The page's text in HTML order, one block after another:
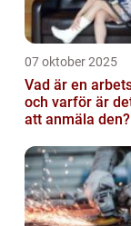
07 oktober 2025
Vad är en
och varför är
att anmäla den?